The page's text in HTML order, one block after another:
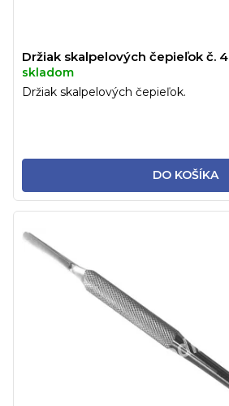
Držiak skalpelových čepieľok č. 4
skladom
DO KOŠÍKA
Držiak skalpelových čepieľok.